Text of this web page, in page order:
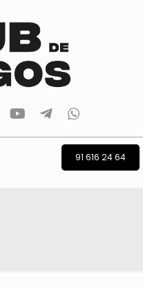
YoutubeTelegramwhatsapp
91 616 24 64